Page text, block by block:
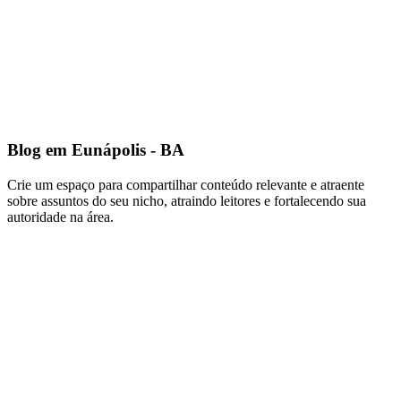
Blog em Eunápolis - BA
Crie um espaço para compartilhar conteúdo relevante e atraente
sobre assuntos do seu nicho, atraindo leitores e fortalecendo sua
autoridade na área.